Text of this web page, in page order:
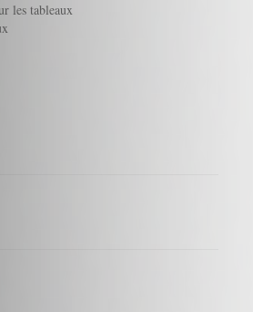
les tableaux